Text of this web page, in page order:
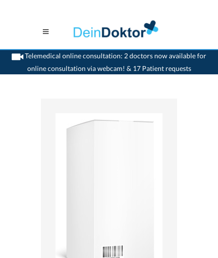
Telemedical online consultation: 2 doctors now available for
online consultation via webcam! & 17 Patient requests
>Home>medikamente-online>Betnovate® (1 mg) GlaxoSmithKline AG